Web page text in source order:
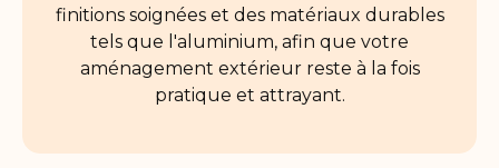
finitions soignées et des matériaux durables
tels que l'aluminium, afin que votre
aménagement extérieur reste à la fois
pratique et attrayant.